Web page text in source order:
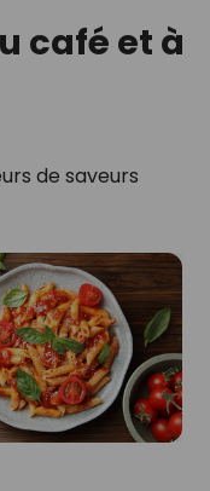
café et à
de saveurs